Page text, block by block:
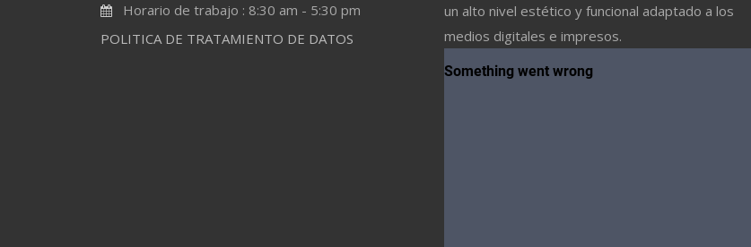
Horario de trabajo : 8:30 am - 5:30 pm
POLITICA DE TRATAMIENTO DE DATOS
un alto nivel estético y funcional adaptado a los
medios digitales e impresos.